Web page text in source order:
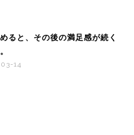
ると、その後の満足感が続く
14